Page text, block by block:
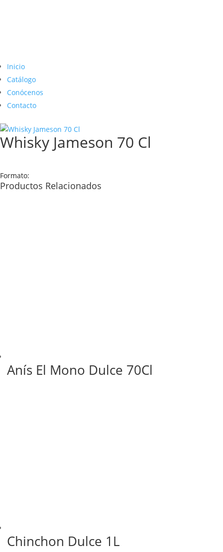
Inicio
Catálogo
Conócenos
Contacto
Whisky Jameson 70 Cl
Formato:
Productos Relacionados
Anís El Mono Dulce 70Cl
Chinchon Dulce 1L